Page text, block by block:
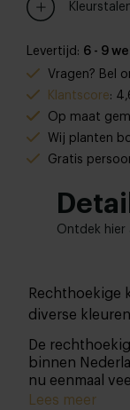
Levertijd: 6 - 9
Vragen? Bel
Klantscore:
Op maat
Wij planten
Gratis
Ontdek hier
Rechthoekige
diverse
De
binnen
nu eenmaal
deze stijlvolle
Lees meer